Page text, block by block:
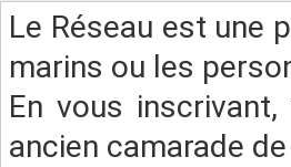
Le Réseau est une
marins ou les
En vous
ancien camarade